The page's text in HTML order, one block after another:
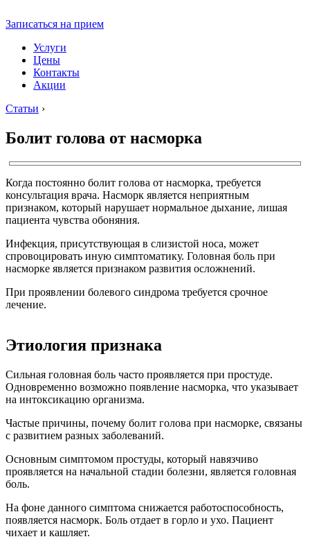
Записаться на прием
Услуги
Цены
Контакты
Акции
Статьи ›
Болит голова от насморка
Когда постоянно болит голова от насморка, требуется
консультация врача. Насморк является неприятным
признаком, который нарушает нормальное дыхание, лишая
пациента чувства обоняния.
Инфекция, присутствующая в слизистой носа, может
спровоцировать иную симптоматику. Головная боль при
насморке является признаком развития осложнений.
При проявлении болевого синдрома требуется срочное
лечение.
Этиология признака
Сильная головная боль часто проявляется при простуде.
Одновременно возможно появление насморка, что указывает
на интоксикацию организма.
Частые причины, почему болит голова при насморке, связаны
с развитием разных заболеваний.
Основным симптомом простуды, который навязчиво
проявляется на начальной стадии болезни, является головная
боль.
На фоне данного симптома снижается работоспособность,
появляется насморк. Боль отдает в горло и ухо. Пациент
чихает и кашляет.